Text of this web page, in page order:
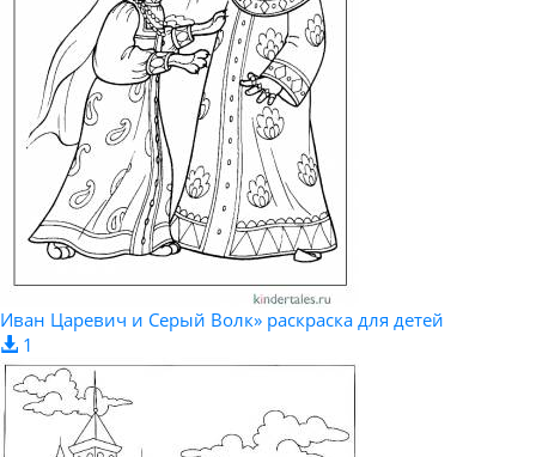
Иван Царевич и Серый Волк» раскраска для детей
1